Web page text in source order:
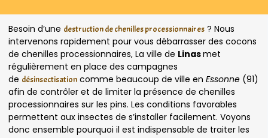
Besoin d’une destruction de chenilles processionnaires ? Nous
intervenons rapidement pour vous débarrasser des cocons
de chenilles processionnaires, La ville de Linasmet
régulièrement en place des campagnes
de désinsectisation comme beaucoup de ville en Essonne (91)
afin de contrôler et de limiter la présence de chenilles
processionnaires sur les pins. Les conditions favorables
permettent aux insectes de s’installer facilement. Voyons
donc ensemble pourquoi il est indispensable de traiter les